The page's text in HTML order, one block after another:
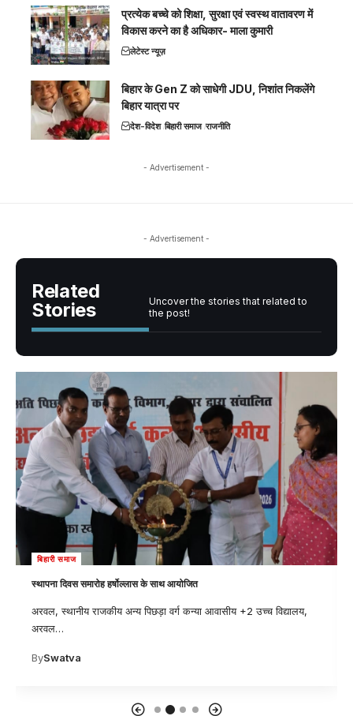
प्रत्येक बच्चे को शिक्षा, सुरक्षा एवं स्वस्थ वातावरण में
विकास करने का है अधिकार- माला कुमारी
लेटेस्ट न्यूज़
बिहार के Gen Z को साधेगी JDU, निशांत निकलेंगे
बिहार यात्रा पर
देश-विदेश बिहारी समाज राजनीति
- Advertisement -
- Advertisement -
Related
Stories
Uncover the stories that related to
the post!
लेटेस्ट न्यूज़
प्रत्येक बच्चे को शिक्षा, सुरक्षा एवं स्वस्थ वातावरण में विकास करने का है अधिकार- माला
BySwatva